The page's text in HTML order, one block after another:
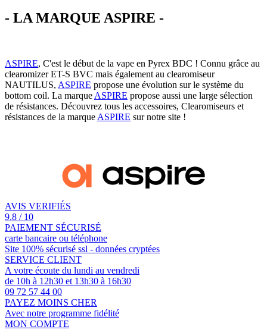
- LA MARQUE ASPIRE -
ASPIRE, C'est le début de la vape en Pyrex BDC ! Connu grâce au
clearomizer ET-S BVC mais également au clearomiseur
NAUTILUS, ASPIRE propose une évolution sur le système du
bottom coil. La marque ASPIRE propose aussi une large sélection
de résistances. Découvrez tous les accessoires, Clearomiseurs et
résistances de la marque ASPIRE sur notre site !
AVIS VERIFIÉS
9.8 / 10
PAIEMENT SÉCURISÉ
carte bancaire ou téléphone
Site 100% sécurisé ssl - données cryptées
SERVICE CLIENT
A votre écoute du lundi au vendredi
de 10h à 12h30 et 13h30 à 16h30
09 72 57 44 00
PAYEZ MOINS CHER
Avec notre programme fidélité
MON COMPTE